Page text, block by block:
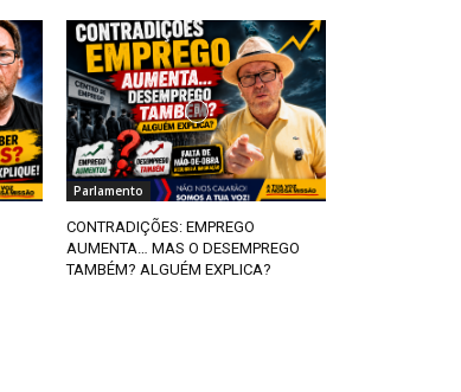
Parlamento
CONTRADIÇÕES: EMPREGO
AUMENTA… MAS O DESEMPREGO
TAMBÉM? ALGUÉM EXPLICA?